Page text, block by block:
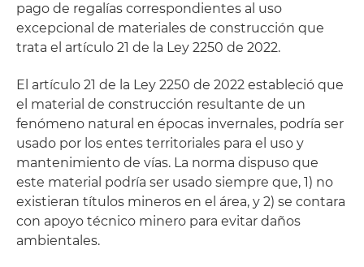
pago de regalías correspondientes al uso
excepcional de materiales de construcción que
trata el artículo 21 de la Ley 2250 de 2022.
El artículo 21 de la Ley 2250 de 2022 estableció que
el material de construcción resultante de un
fenómeno natural en épocas invernales, podría ser
usado por los entes territoriales para el uso y
mantenimiento de vías. La norma dispuso que
este material podría ser usado siempre que, 1) no
existieran títulos mineros en el área, y 2) se contara
con apoyo técnico minero para evitar daños
ambientales.